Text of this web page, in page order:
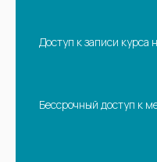
Доступ к записи курса
Бессрочный доступ к